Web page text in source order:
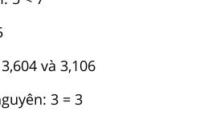
và 3,106
3 = 3